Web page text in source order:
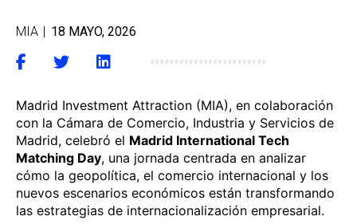
MIA 18 MAYO, 2026
Madrid Investment Attraction (MIA), en colaboración
con la Cámara de Comercio, Industria y Servicios de
Madrid, celebró el Madrid International Tech
Matching Day, una jornada centrada en analizar
cómo la geopolítica, el comercio internacional y los
nuevos escenarios económicos están transformando
las estrategias de internacionalización empresarial.